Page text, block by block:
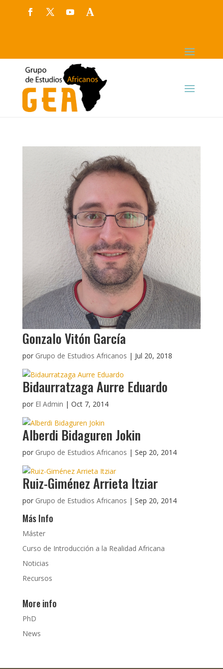
Gonzalo Vitón García
por Grupo de Estudios Africanos | Jul 20, 2018
Bidaurratzaga Aurre Eduardo
por El Admin | Oct 7, 2014
Alberdi Bidaguren Jokin
por Grupo de Estudios Africanos | Sep 20, 2014
Ruiz-Giménez Arrieta Itziar
por Grupo de Estudios Africanos | Sep 20, 2014
Más Info
Máster
Curso de Introducción a la Realidad Africana
Noticias
Recursos
More info
PhD
News